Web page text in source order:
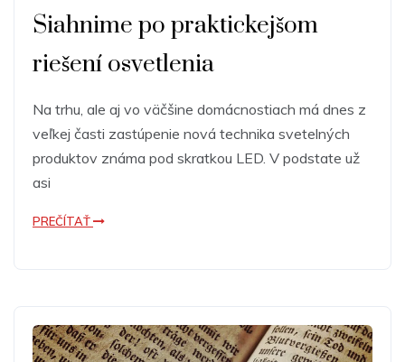
Siahnime po praktickejšom
riešení osvetlenia
Na trhu, ale aj vo väčšine domácnostiach má dnes z
veľkej časti zastúpenie nová technika svetelných
produktov známa pod skratkou LED. V podstate už
asi
PREČÍTAŤ